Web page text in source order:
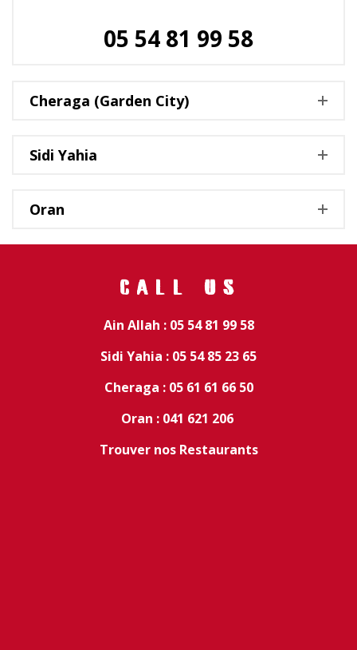
05 54 81 99 58
Cheraga (Garden City)
Sidi Yahia
Oran
CALL US
Ain Allah : 05 54 81 99 58
Sidi Yahia : 05 54 85 23 65
Cheraga : 05 61 61 66 50
Oran : 041 621 206
Trouver nos Restaurants